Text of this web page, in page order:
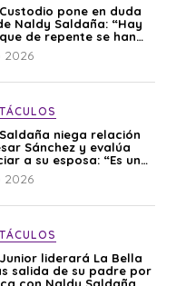
pone en duda
Naldy Saldaña: “Hay
de repente se han
2026
niega relación
Sánchez y evalúa
a su esposa: “Es una
2026
liderará La Bella
salida de su padre por